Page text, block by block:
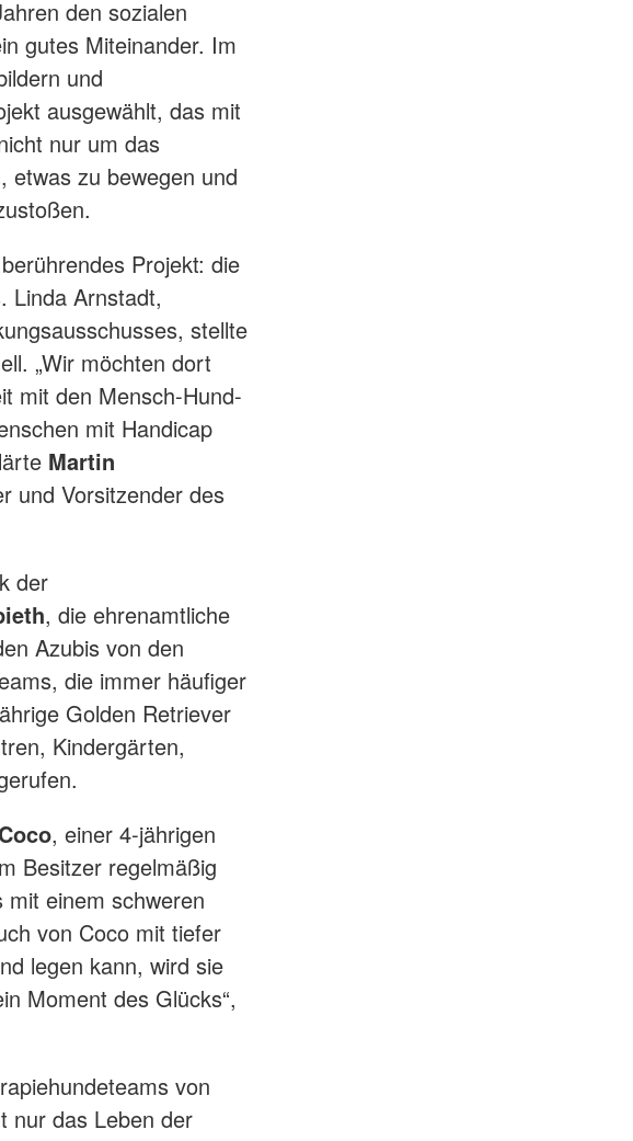
den sozialen
gutes Miteinander. Im
und
ausgewählt, das mit
nur um das
etwas zu bewegen und
Projekt: die
Linda Arnstadt,
stellte
„Wir möchten dort
mit den Mensch-Hund-
mit Handicap
Martin
und Vorsitzender des
der
, die ehrenamtliche
Azubis von den
die immer häufiger
Golden Retriever
Kindergärten,
Coco, einer 4-jährigen
Besitzer regelmäßig
einem schweren
von Coco mit tiefer
legen kann, wird sie
Moment des Glücks“,
von
nur das Leben der